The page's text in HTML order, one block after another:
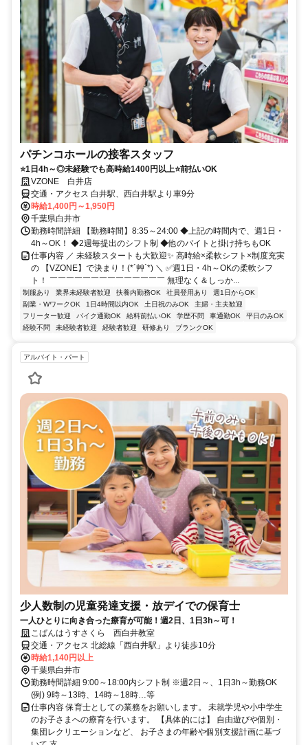
パチンコホールの接客スタッフ
⭐1日4h～◎未経験でも高時給1400円以上⭐前払いOK
VZONE 白井店
交通・アクセス 白井駅、西白井駅より車9分
時給1,400円～1,950円
千葉県白井市
勤務時間詳細 【勤務時間】8:35～24:00 ◆上記の時間内で、週1日・
4h～OK！ ◆2週毎提出のシフト制 ◆他のバイトと掛け持ちもOK
仕事内容 ／ 未経験スタートも大歓迎✨ 高時給×柔軟シフト×制度充実
の 【VZONE】で決まり！(*´艸`*) ＼ ✅週1日・4h～OKの柔軟シフ
ト！ ￣￣￣￣￣￣￣￣￣￣￣￣￣￣ 無理なく＆しっか...
制服あり 業界未経験者歓迎 扶養内勤務OK 社員登用あり
週1日からOK
副業・WワークOK
1日4時間以内OK 土日祝のみOK
主婦・主夫歓迎
フリーター歓迎
バイク通勤OK 給料前払いOK 学歴不問 車通勤OK
平日のみOK
経験不問
未経験者歓迎 経験者歓迎 研修あり ブランクOK
アルバイト・パート
少人数制の児童発達支援・放デイでの保育士
一人ひとりに向き合った療育が可能！週2日、1日3h～可！
こぱんはうすさくら 西白井教室
交通・アクセス 北総線「西白井駅」より徒歩10分
時給1,140円以上
千葉県白井市
勤務時間詳細 9:00～18:00内シフト制 ※週2日～、1日3h～勤務OK
(例) 9時～13時、14時～18時…等
仕事内容 保育士としての業務をお願いします。 未就学児や小中学生
のお子さまへの療育を行います。 【具体的には】 自由遊びや個別・
集団レクリエーションなど、 お子さまの年齢や個別支援計画に基づ